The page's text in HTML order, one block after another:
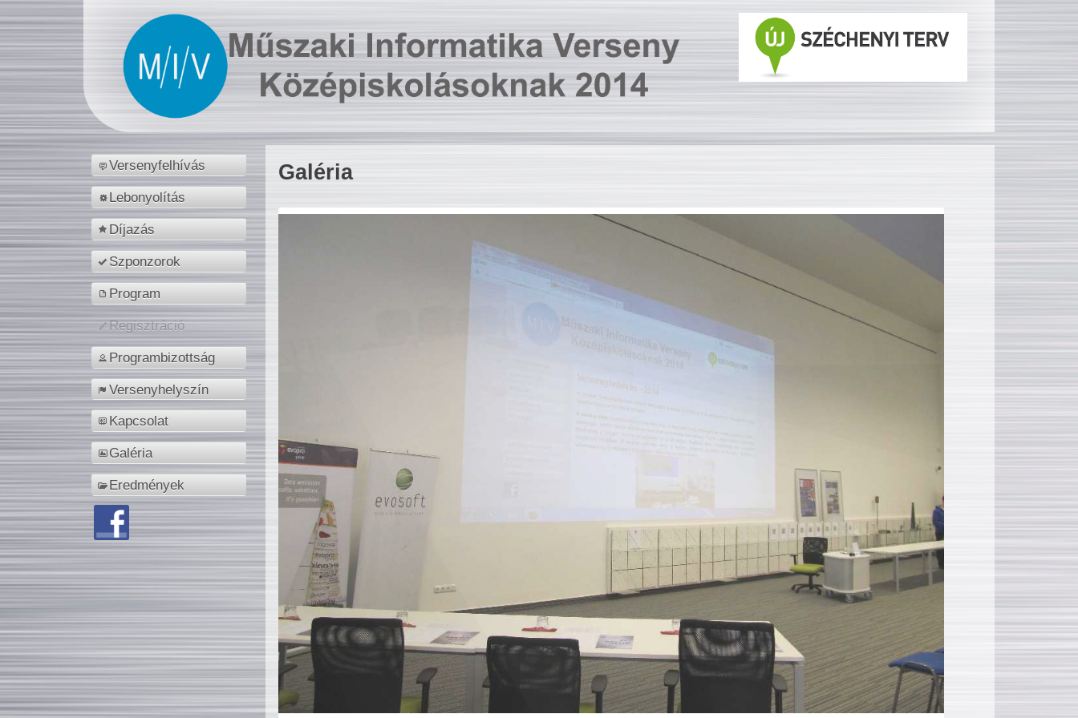
Versenyfelhívás
Lebonyolítás
Díjazás
Szponzorok
Program
Regisztráció
Programbizottság
Versenyhelyszín
Kapcsolat
Galéria
Eredmények
Galéria